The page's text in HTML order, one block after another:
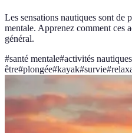
Les sensations nautiques sont de
mentale. Apprenez comment ces
général.
#santé mentale#activités nautiques
être#plongée#kayak#survie#